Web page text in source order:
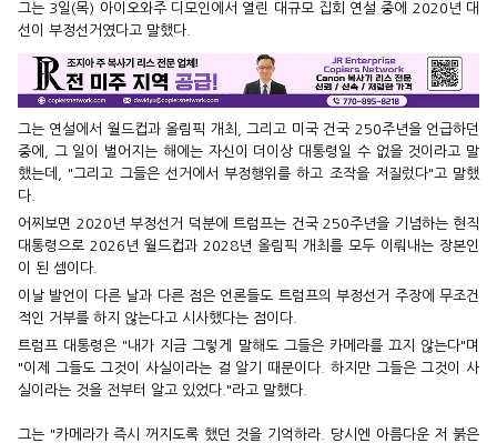
그는 3일(목) 아이오와주 디모인에서 열린 대규모 집회 연설 중에 2020년 대
선이 부정선거였다고 말했다.
그는 연설에서 월드컵과 올림픽 개최, 그리고 미국 건국 250주년을 언급하던
중에, 그 일이 벌어지는 해에는 자신이 더이상 대통령일 수 없을 것이라고 말
했는데, "그리고 그들은 선거에서 부정행위를 하고 조작을 저질렀다"고 말했
다.
어찌보면 2020년 부정선거 덕분에 트럼프는 건국 250주년을 기념하는 현직
대통령으로 2026년 월드컵과 2028년 올림픽 개최를 모두 이뤄내는 장본인
이 된 셈이다.
이날 발언이 다른 날과 다른 점은 언론들도 트럼프의 부정선거 주장에 무조건
적인 거부를 하지 않는다고 시사했다는 점이다.
트럼프 대통령은 "내가 지금 그렇게 말해도 그들은 카메라를 끄지 않는다"며
"이제 그들도 그것이 사실이라는 걸 알기 때문이다. 하지만 그들은 그것이 사
실이라는 것을 전부터 알고 있었다."라고 말했다.
그는 "카메라가 즉시 꺼지도록 했던 것을 기억하라. 당시엔 아름다운 저 붉은